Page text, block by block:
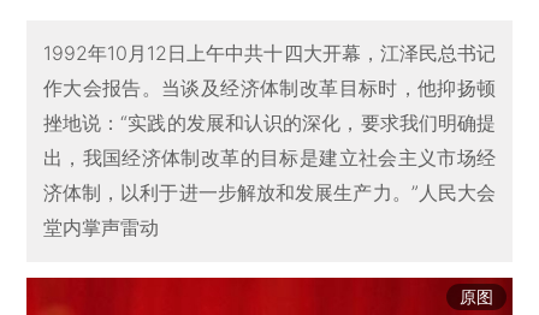
1992年10月12日上午中共十四大开幕，江泽民总书记
作大会报告。当谈及经济体制改革目标时，他抑扬顿
挫地说：“实践的发展和认识的深化，要求我们明确提
出，我国经济体制改革的目标是建立社会主义市场经
济体制，以利于进一步解放和发展生产力。”人民大会
堂内掌声雷动
原图